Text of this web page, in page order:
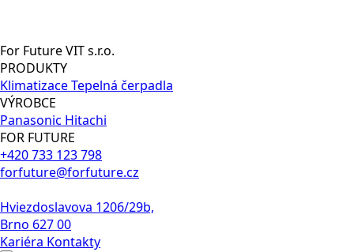
For Future VIT s.r.o.
PRODUKTY
KlimatizaceTepelná čerpadla
VÝROBCE
Panasonic Hitachi
FOR FUTURE
+420 733 123 798
forfuture@forfuture.cz
Hviezdoslavova 1206/29b,
Brno 627 00
Kariéra Kontakty